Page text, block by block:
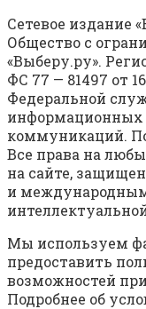
Сетевое издание
Общество с
«Выберу.ру».
ФС 77 — 81497 от
Федеральной
информационных
коммуникаций.
Все права на
на сайте,
и международным
Мы используем
предоставить
возможностей
Подробнее об